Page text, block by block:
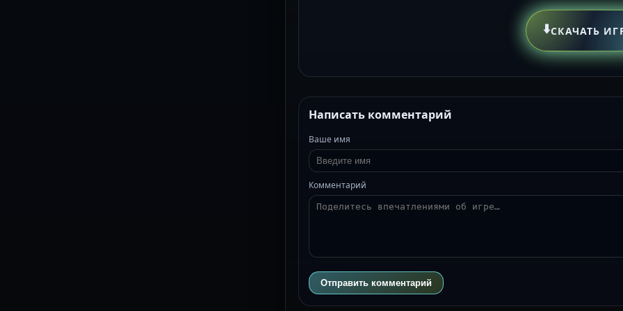
⬇️СКАЧАТЬ
Написать комментарий
Ваше имя
Комментарий
Отправить комментарий